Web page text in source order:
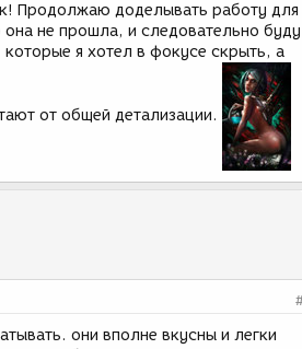
и
я
Продолжаю доделывать работу для
она не прошла, и следовательно буду
которые я хотел в фокусе скрыть, а
от общей детализации.
они вполне вкусны и легки